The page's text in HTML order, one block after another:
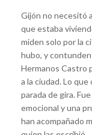
Gijón no necesitó
que estaba
miden solo por la
hubo, y
Hermanos Castro
a la ciudad. Lo
parada de gira.
emocional y una
han acompañado